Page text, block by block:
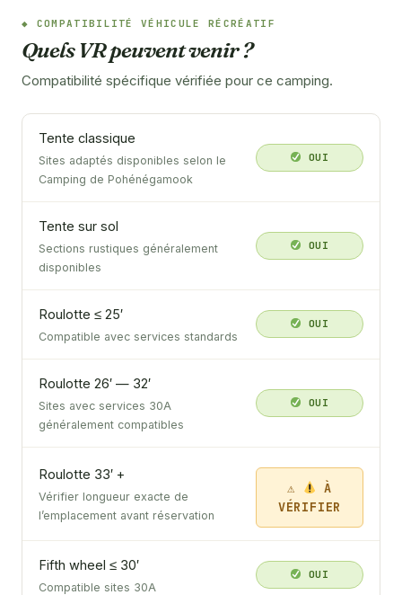
COMPATIBILITÉ VÉHICULE RÉCRÉATIF
Quels VR peuvent venir ?
Compatibilité spécifique vérifiée pour ce camping.
Tente classique
Sites adaptés disponibles selon le
Camping de Pohénégamook
OUI
Tente sur sol
Sections rustiques généralement
disponibles
OUI
Roulotte ≤ 25′
Compatible avec services standards
OUI
Roulotte 26′ — 32′
Sites avec services 30A
généralement compatibles
OUI
Roulotte 33′ +
Vérifier longueur exacte de
l’emplacement avant réservation
À
VÉRIFIER
Fifth wheel ≤ 30′
Compatible sites 30A
OUI